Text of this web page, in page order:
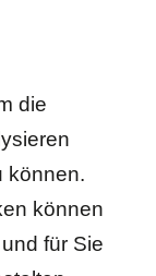
die
können.
können
für Sie